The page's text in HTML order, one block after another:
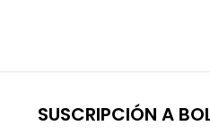
SUSCRIPCIÓN A